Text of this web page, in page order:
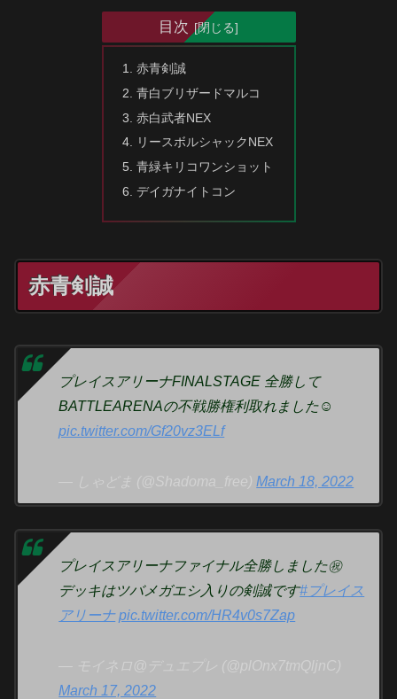
目次
赤青剣誠
青白ブリザードマルコ
赤白武者NEX
リースボルシャックNEX
青緑キリコワンショット
デイガナイトコン
赤青剣誠
プレイスアリーナFINALSTAGE 全勝して
BATTLEARENAの不戦勝権利取れました☺️
pic.twitter.com/Gf20vz3ELf
— しゃどま (@Shadoma_free)March 18, 2022
プレイスアリーナファイナル全勝しました㊗️
デッキはツバメガエシ入りの剣誠です#プレイス
アリーナ pic.twitter.com/HR4v0s7Zap
— モイネロ@デュエプレ (@plOnx7tmQljnC)
March 17, 2022